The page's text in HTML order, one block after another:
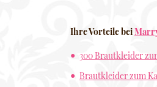
Ihre Vorteile bei
300 Brautkleider
Brautkleider zum